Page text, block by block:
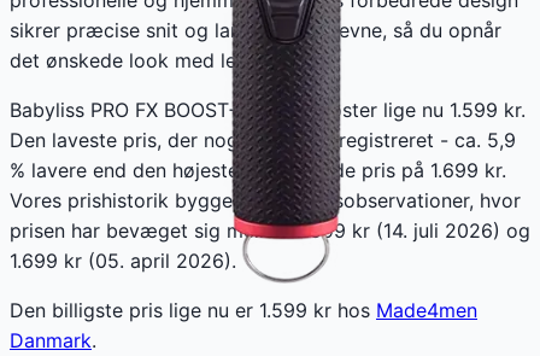
sikrer præcise snit og langvarig ydeevne, så du opnår
det ønskede look med lethed.
Babyliss PRO FX BOOST+ Clipper koster lige nu 1.599 kr.
Den laveste pris, der nogensinde er registreret - ca. 5,9
% lavere end den højeste registrerede pris på 1.699 kr.
Vores prishistorik bygger på 101 prisobservationer, hvor
prisen har bevæget sig mellem 1.599 kr (14. juli 2026) og
1.699 kr (05. april 2026).
Den billigste pris lige nu er 1.599 kr hos Made4men
Danmark.